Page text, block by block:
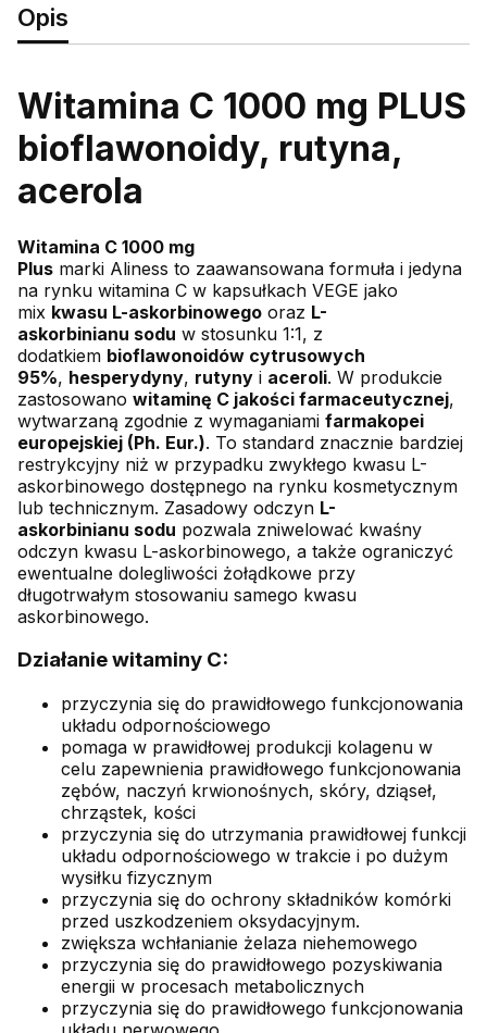
Opis
Witamina C 1000 mg PLUS
bioflawonoidy, rutyna,
acerola
Witamina C 1000 mg
Plus marki Aliness to zaawansowana formuła i jedyna
na rynku witamina C w kapsułkach VEGE jako
mix kwasu L-askorbinowego oraz L-
askorbinianu sodu w stosunku 1:1, z
dodatkiem bioflawonoidów cytrusowych
95%, hesperydyny, rutyny i aceroli. W produkcie
zastosowano witaminę C jakości farmaceutycznej,
wytwarzaną zgodnie z wymaganiami farmakopei
europejskiej (Ph. Eur.). To standard znacznie bardziej
restrykcyjny niż w przypadku zwykłego kwasu L-
askorbinowego dostępnego na rynku kosmetycznym
lub technicznym. Zasadowy odczyn L-
askorbinianu sodu pozwala zniwelować kwaśny
odczyn kwasu L-askorbinowego, a także ograniczyć
ewentualne dolegliwości żołądkowe przy
długotrwałym stosowaniu samego kwasu
askorbinowego.
Działanie witaminy C:
przyczynia się do prawidłowego funkcjonowania
układu odpornościowego
pomaga w prawidłowej produkcji kolagenu w
celu zapewnienia prawidłowego funkcjonowania
zębów, naczyń krwionośnych, skóry, dziąseł,
chrząstek, kości
przyczynia się do utrzymania prawidłowej funkcji
układu odpornościowego w trakcie i po dużym
wysiłku fizycznym
przyczynia się do ochrony składników komórki
przed uszkodzeniem oksydacyjnym.
zwiększa wchłanianie żelaza niehemowego
przyczynia się do prawidłowego pozyskiwania
energii w procesach metabolicznych
przyczynia się do prawidłowego funkcjonowania